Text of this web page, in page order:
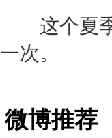
这个夏季
一次。
微博推荐